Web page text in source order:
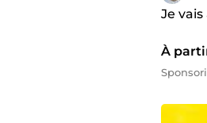
Je
À